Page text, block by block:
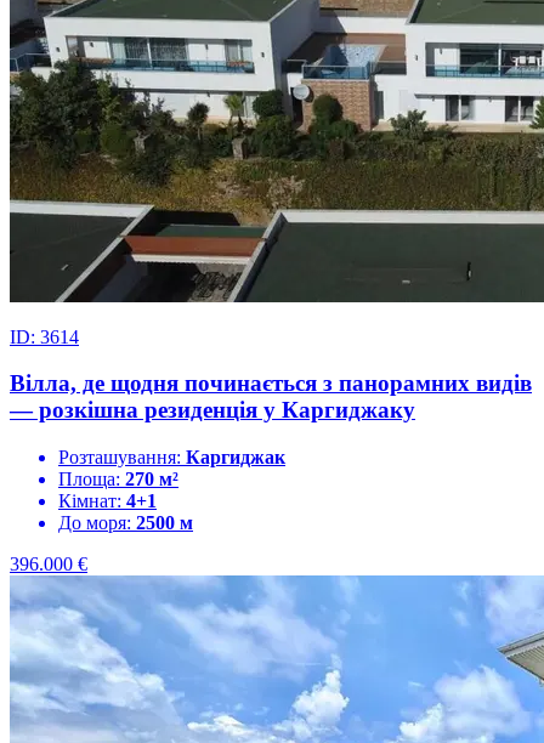
ID: 3614
Вілла, де щодня починається з панорамних видів
— розкішна резиденція у Каргиджаку
Розташування: Каргиджак
Площа: 270 м²
Кімнат: 4+1
До моря: 2500 м
396.000 €